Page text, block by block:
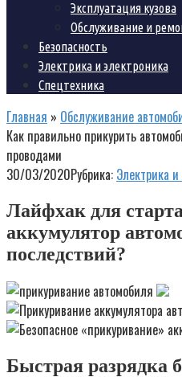
Эксплуатация кузова
Обслуживание и
Безопасность
Электрика и электроника
Спецтехника
Главная » Обслуживание
Как правильно прикурить
проводами
30/03/2020Рубрика: Электрика
Лайфхак для
аккумулятор
последствий?
Быстрая разрядка